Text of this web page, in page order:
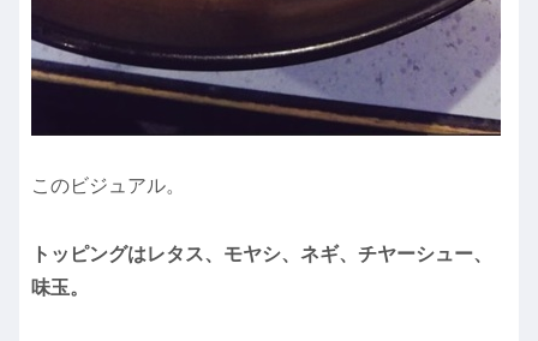
このビジュアル。
トッピングはレタス、モヤシ、ネギ、チヤーシュー、
味玉。